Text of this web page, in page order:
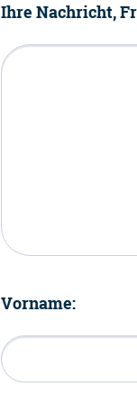
Ihre Nachricht,
Vorname: